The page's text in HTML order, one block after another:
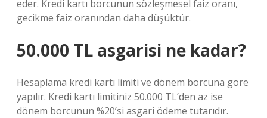
eder. Kredi kartı borcunun sözleşmesel faiz oranı,
gecikme faiz oranından daha düşüktür.
50.000 TL asgarisi ne kadar?
Hesaplama kredi kartı limiti ve dönem borcuna göre
yapılır. Kredi kartı limitiniz 50.000 TL’den az ise
dönem borcunun %20’si asgari ödeme tutarıdır.